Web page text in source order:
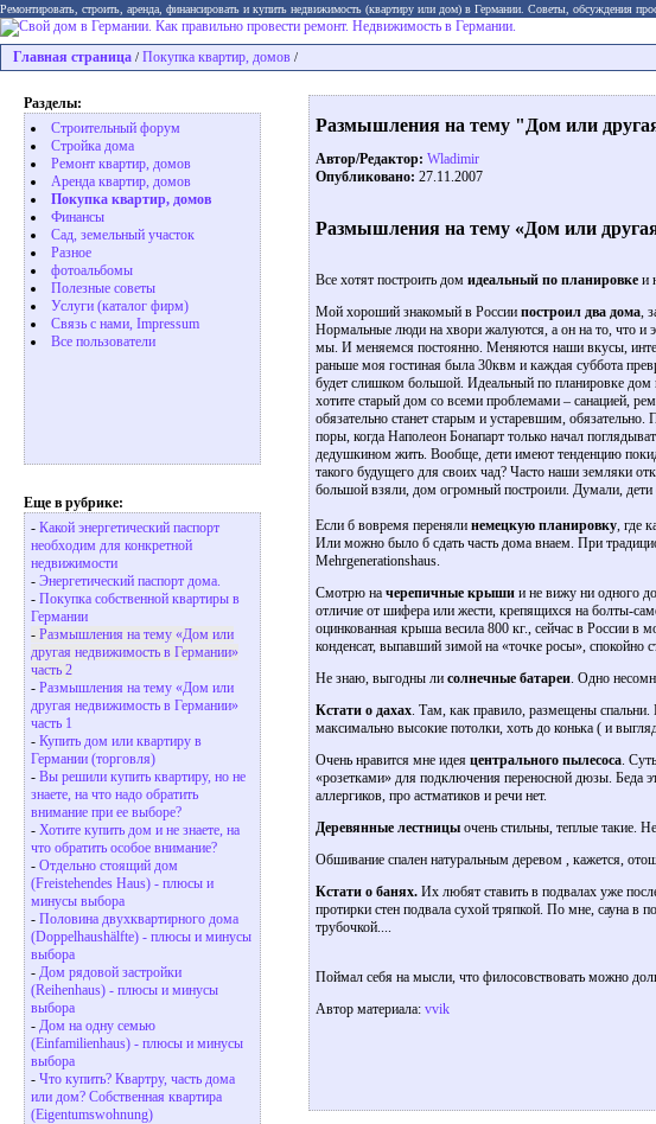
Ремонтировать, строить, аренда, финансировать и купить недвижимость (квартиру или дом) в Германии. Советы, обсуждения
Главная страница / Покупка квартир, домов /
Разделы:
Строительный форум
Стройка дома
Ремонт квартир, домов
Аренда квартир, домов
Покупка квартир, домов
Финансы
Сад, земельный участок
Разное
фотоальбомы
Полезные советы
Услуги (каталог фирм)
Связь с нами, Impressum
Все пользователи
Еще в рубрике:
- Какой энергетический паспорт
необходим для конкретной
недвижимости
- Энергетический паспорт дома.
- Покупка собственной квартиры в
Германии
- Размышления на тему «Дом или
другая недвижимость в Германии»
часть 2
- Размышления на тему «Дом или
другая недвижимость в Германии»
часть 1
- Купить дом или квартиру в
Германии (торговля)
- Вы решили купить квартиру, но не
знаете, на что надо обратить
внимание при ее выборе?
- Хотите купить дом и не знаете, на
что обратить особое внимание?
- Отдельно стоящий дом
(Freistehendes Haus) - плюсы и
минусы выбора
- Половина двухквартирного дома
(Doppelhaushälfte) - плюсы и минусы
выбора
- Дом рядовой застройки
(Reihenhaus) - плюсы и минусы
выбора
- Дом на одну семью
(Einfamilienhaus) - плюсы и минусы
выбора
- Что купить? Квартру, часть дома
или дом? Собственная квартира
(Eigentumswohnung)
Размышления на тему "Дом или
Автор/Редактор: Wladimir
Опубликовано: 27.11.2007
Размышления на тему «Дом или
Все хотят построить дом идеальный по планировке и
Мой хороший знакомый в России построил два дома ,
Нормальные люди на хвори жалуются, а он на то, что и
мы. И меняемся постоянно. Меняются наши вкусы,
раньше моя гостиная была 30квм и каждая суббота
будет слишком большой. Идеальный по планировке
хотите старый дом со всеми проблемами – санацией,
обязательно станет старым и устаревшим,
поры, когда Наполеон Бонапарт только начал
дедушкином жить. Вообще, дети имеют тенденцию
такого будущего для своих чад? Часто наши земляки
большой взяли, дом огромный построили. Думали, дети
Если б вовремя переняли немецкую планировку , где
Или можно было б сдать часть дома внаем. При
Mehrgenerationshaus.
Смотрю на черепичные крыши и не вижу ни одного
отличие от шифера или жести, крепящихся на болты-
оцинкованная крыша весила 800 кг., сейчас в России
конденсат, выпавший зимой на «точке росы», спокойно
Не знаю, выгодны ли солнечные батареи . Одно
Кстати о дахах . Там, как правило, размещены
максимально высокие потолки, хоть до конька ( и
Очень нравится мне идея центрального пылесоса .
«розетками» для подключения переносной дюзы. Беда
аллергиков, про астматиков и речи нет.
Деревянные лестницы очень стильны, теплые такие.
Обшивание спален натуральным деревом , кажется,
Кстати о банях. Их любят ставить в подвалах уже
протирки стен подвала сухой тряпкой. По мне, сауна в
трубочкой....
Поймал себя на мысли, что филосовствовать можно
Автор материала: vvik